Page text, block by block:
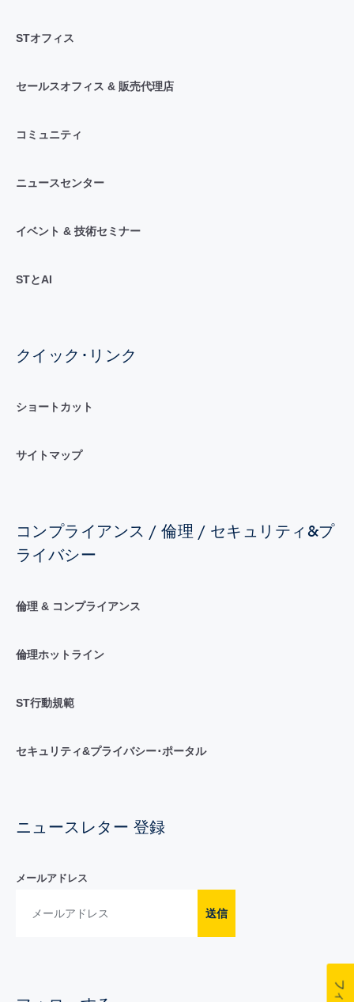
STオフィス
セールスオフィス & 販売代理店
コミュニティ
ニュースセンター
イベント & 技術セミナー
STとAI
クイック･リンク
ショートカット
サイトマップ
コンプライアンス / 倫理 / セキュリティ&プ
ライバシー
倫理 & コンプライアンス
倫理ホットライン
ST行動規範
セキュリティ&プライバシー･ポータル
ニュースレター 登録
メールアドレス
送信